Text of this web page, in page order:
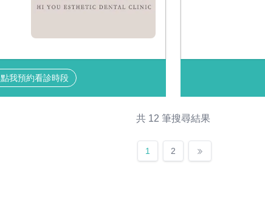
點我預約看診時段
共 12 筆搜尋結果
1 2